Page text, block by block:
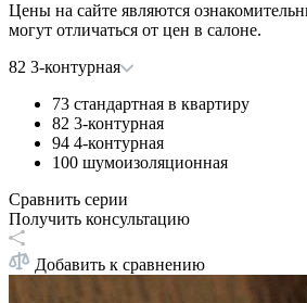
Цены на сайте являются
могут отличаться от цен в салоне.
82 3-контурная
73 стандартная в квартиру
82 3-контурная
94 4-контурная
100 шумоизоляционная
Сравнить серии
Получить консультацию
Добавить к сравнению